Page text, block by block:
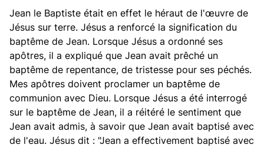
Jean le Baptiste était en effet le héraut de l'œuvre de
Jésus sur terre. Jésus a renforcé la signification du
baptême de Jean. Lorsque Jésus a ordonné ses
apôtres, il a expliqué que Jean avait prêché un
baptême de repentance, de tristesse pour ses péchés.
Mes apôtres doivent proclamer un baptême de
communion avec Dieu. Lorsque Jésus a été interrogé
sur le baptême de Jean, il a réitéré le sentiment que
Jean avait admis, à savoir que Jean avait baptisé avec
de l'eau. Jésus dit : "Jean a effectivement baptisé avec